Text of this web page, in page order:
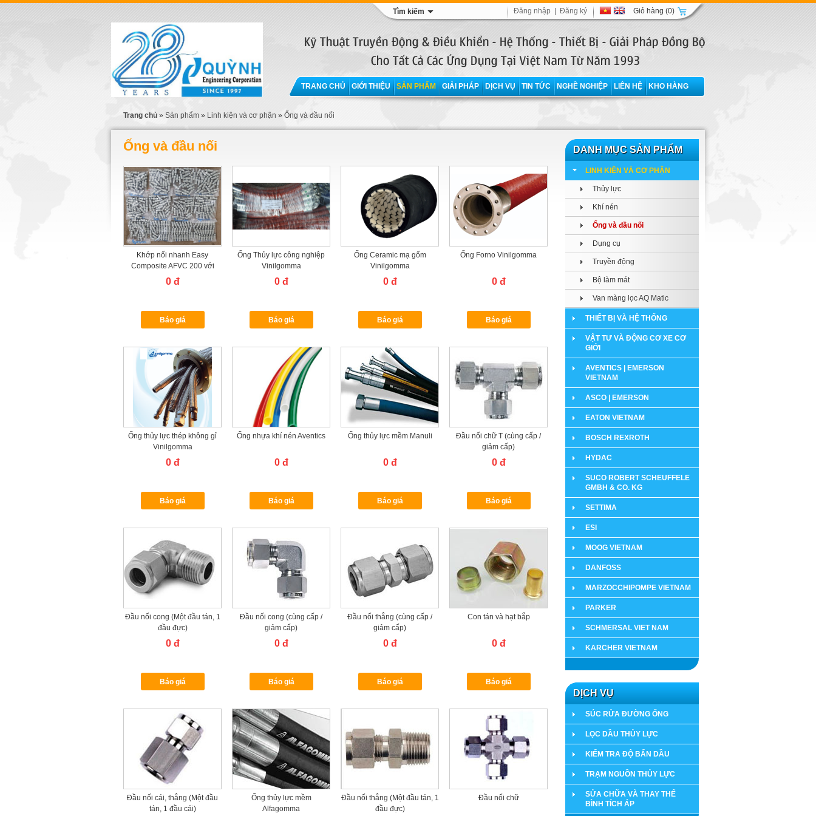
Giỏ hàng (0)
Đăng nhập Đăng ký
Tìm kiếm
TRANG CHỦ GIỚI THIỆU SẢN PHẨM GIẢI PHÁP DỊCH VỤ TIN TỨC NGHỀ NGHIỆP LIÊN HỆ KHO HÀNG
Trang chủ » Sản phẩm » Linh kiện và cơ phận » Ống và đầu nối
DANH MỤC SẢN PHẨM
LINH KIỆN VÀ CƠ PHẬN
Thủy lực
Khí nén
Ống và đầu nối
Dụng cụ
Truyền động
Bộ làm mát
Van màng lọc AQ Matic
THIẾT BỊ VÀ HỆ THỐNG
VẬT TƯ VÀ ĐỘNG CƠ XE CƠ
GIỚI
AVENTICS | EMERSON
VIETNAM
ASCO | EMERSON
EATON VIETNAM
BOSCH REXROTH
HYDAC
SUCO ROBERT SCHEUFFELE
GMBH & CO. KG
SETTIMA
ESI
MOOG VIETNAM
DANFOSS
MARZOCCHIPOMPE VIETNAM
PARKER
SCHMERSAL VIET NAM
KARCHER VIETNAM
DỊCH VỤ
SÚC RỬA ĐƯỜNG ỐNG
LỌC DẦU THỦY LỰC
KIỂM TRA ĐỘ BẨN DẦU
TRẠM NGUỒN THỦY LỰC
SỬA CHỮA VÀ THAY THẾ
BÌNH TÍCH ÁP
Ống và đầu nối
Khớp nối nhanh Easy
Composite AFVC 200 với
Seal chịu nhiệt 200 độ
0 đ
Báo giá
Ống Thủy lực công nghiệp
Vinilgomma
0 đ
Báo giá
Ống Ceramic mạ gốm
Vinilgomma
0 đ
Báo giá
Ống Forno Vinilgomma
0 đ
Báo giá
Ống thủy lực thép không gỉ
Vinilgomma
0 đ
Báo giá
Ống nhựa khí nén Aventics
0 đ
Báo giá
Ống thủy lực mềm Manuli
0 đ
Báo giá
Đầu nối chữ T (cùng cấp /
giảm cấp)
0 đ
Báo giá
Đầu nối cong (Một đầu tán, 1
đầu đực)
0 đ
Báo giá
Đầu nối cong (cùng cấp /
giảm cấp)
0 đ
Báo giá
Đầu nối thẳng (cùng cấp /
giảm cấp)
0 đ
Báo giá
Con tán và hạt bắp
0 đ
Báo giá
Đầu nối cái, thẳng (Một đầu
tán, 1 đầu cái)
Ống thủy lực mềm
Alfagomma
Đầu nối thẳng (Một đầu tán, 1
đầu đực)
Đầu nối chữ